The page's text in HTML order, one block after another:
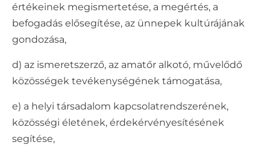
értékeinek megismertetése, a megértés, a
befogadás elősegítése, az ünnepek kultúrájának
gondozása,
d) az ismeretszerző, az amatőr alkotó, művelődő
közösségek tevékenységének támogatása,
e) a helyi társadalom kapcsolatrendszerének,
közösségi életének, érdekérvényesítésének
segítése,